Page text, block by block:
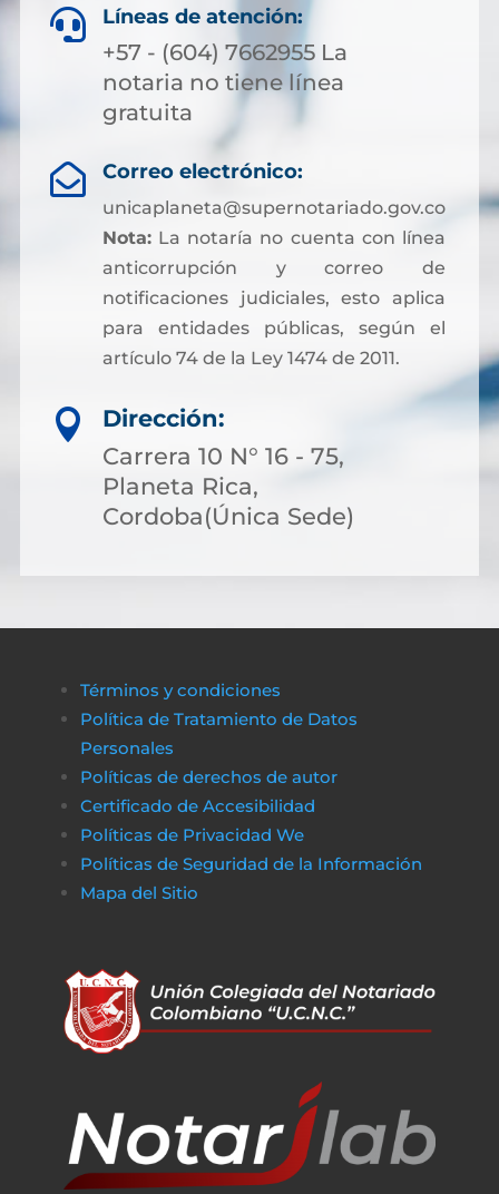
 Líneas de atención:
+57 - (604) 7662955 La
notaria no tiene línea
gratuita
 Correo electrónico:
unicaplaneta@supernotariado.gov.co
Nota:La notaría no cuenta con línea
anticorrupción y correo de
notificaciones judiciales, esto aplica
para entidades públicas, según el
artículo 74 de la Ley 1474 de 2011.

Dirección:
Carrera 10 N° 16 - 75,
Planeta Rica,
Cordoba(Única Sede)
Términos y condiciones
Política de Tratamiento de Datos
Personales
Políticas de derechos de autor
Certificado de Accesibilidad
Políticas de Privacidad We
Políticas de Seguridad de la Información
Mapa del Sitio